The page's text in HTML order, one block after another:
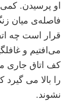
او پرسیدن.
فاصله‌ی میان
قرار است چه
می‌افتیم و
کف اتاق جاری
را بالا می
نشوند.